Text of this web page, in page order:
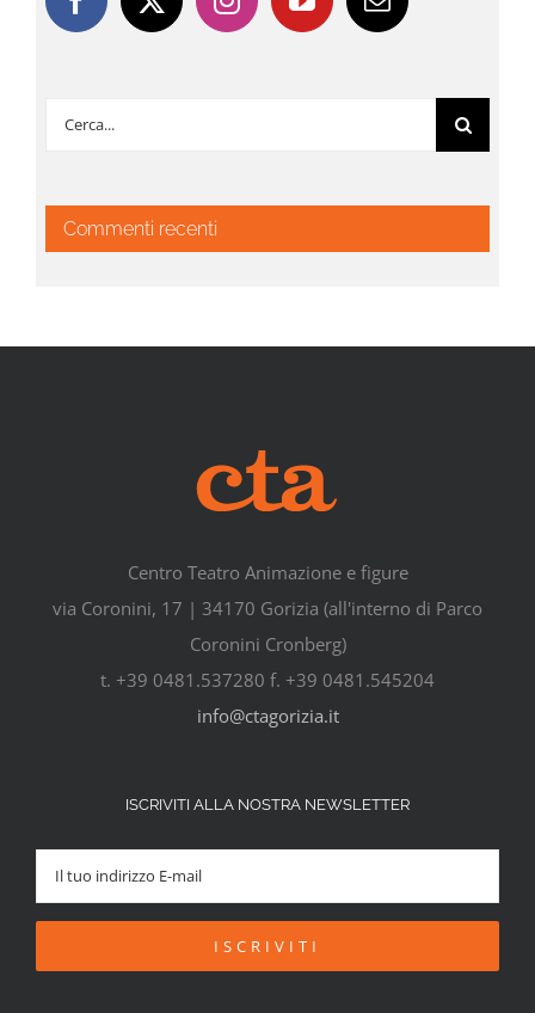
Cerca
Commenti recenti
Centro Teatro Animazione e figure
via Coronini, 17 | 34170 Gorizia (all'interno di Parco
Coronini Cronberg)
t. +39 0481.537280 f. +39 0481.545204
info@ctagorizia.it
ISCRIVITI ALLA NOSTRA NEWSLETTER